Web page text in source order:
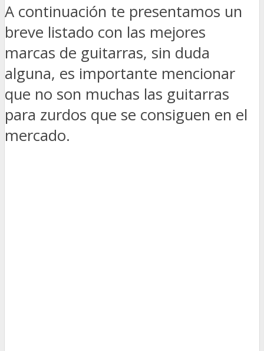
A continuación te presentamos un
breve listado con las mejores
marcas de guitarras, sin duda
alguna, es importante mencionar
que no son muchas las guitarras
para zurdos que se consiguen en el
mercado.